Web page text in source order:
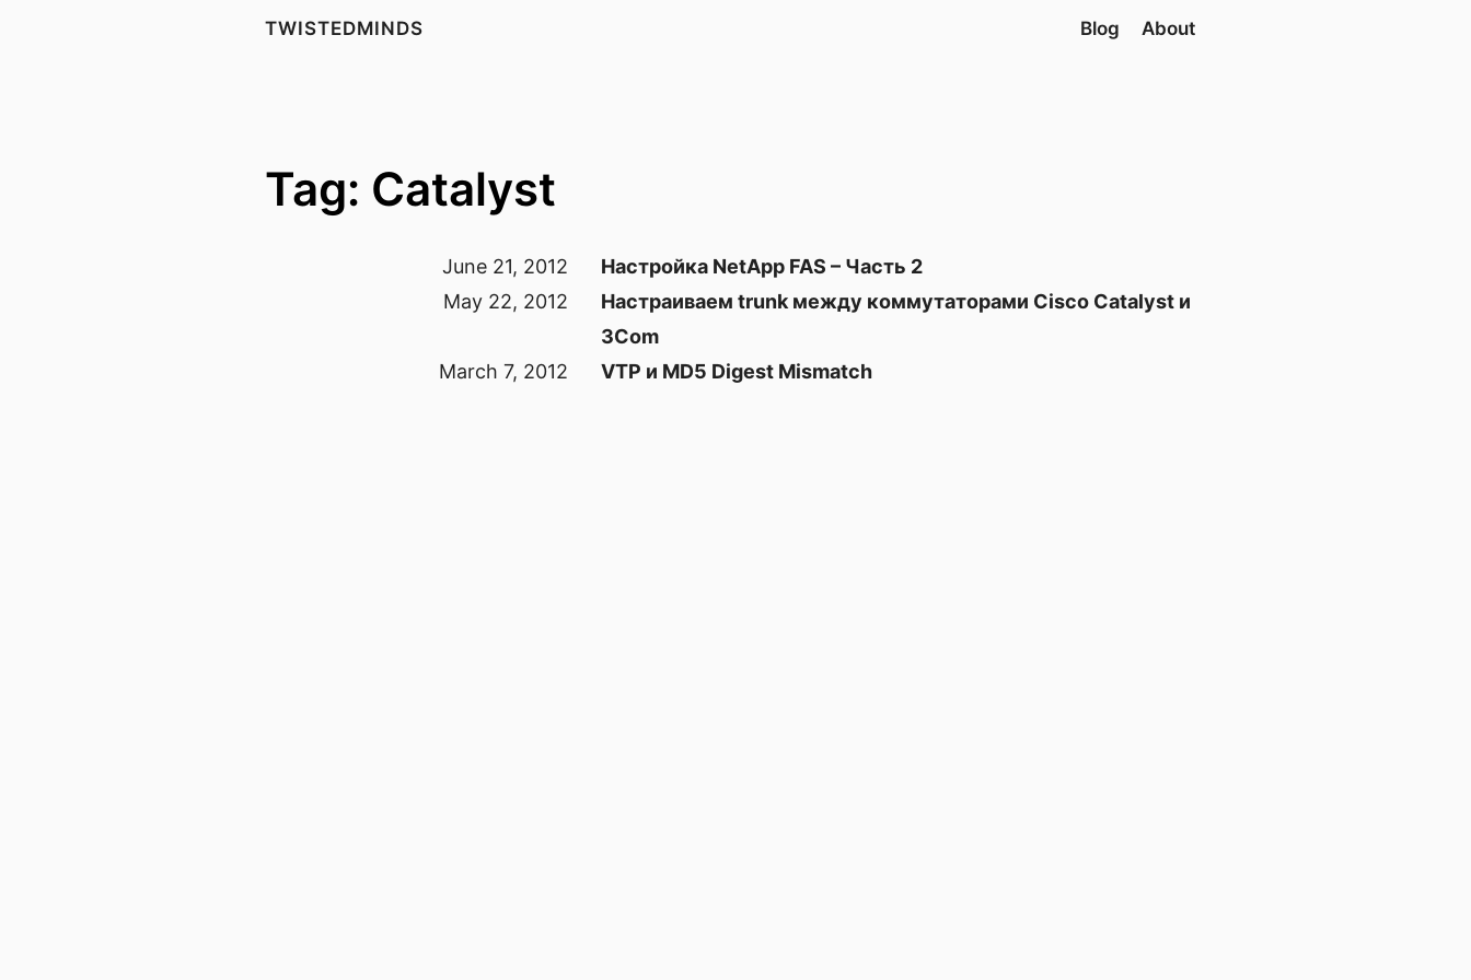
TWISTEDMINDS Blog About
Tag: Catalyst
June 21, 2012
Настройка NetApp FAS – Часть 2
May 22, 2012
Настраиваем trunk между коммутаторами Cisco Catalyst и
3Com
March 7, 2012
VTP и MD5 Digest Mismatch